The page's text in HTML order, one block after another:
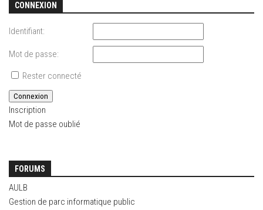
CONNEXION
Identifiant:
Mot de passe:
Rester connecté
Connexion
Inscription
Mot de passe oublié
FORUMS
AULB
Gestion de parc informatique public